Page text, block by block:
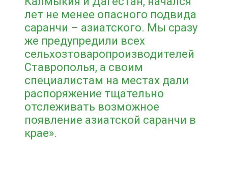
лет не менее опасного подвида
саранчи – азиатского. Мы сразу
же предупредили всех
сельхозтоваропроизводителей
Ставрополья, а своим
специалистам на местах дали
распоряжение тщательно
отслеживать возможное
появление азиатской саранчи в
крае».